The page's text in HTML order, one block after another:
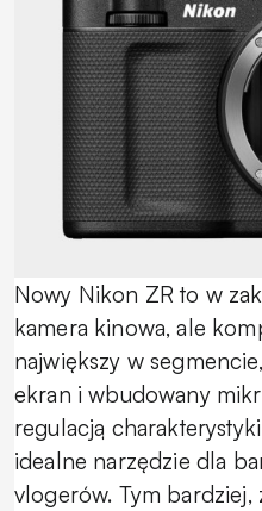
Nowy Nikon ZR to w
kamera kinowa, ale
największy w
ekran i wbudowany
regulacją
idealne narzędzie dla
vlogerów. Tym bardziej,